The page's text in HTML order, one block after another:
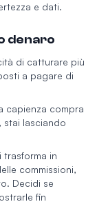
e dati.
denaro
di catturare più
a pagare di
capienza compra
stai lasciando
trasforma in
commissioni,
Decidi se
fin